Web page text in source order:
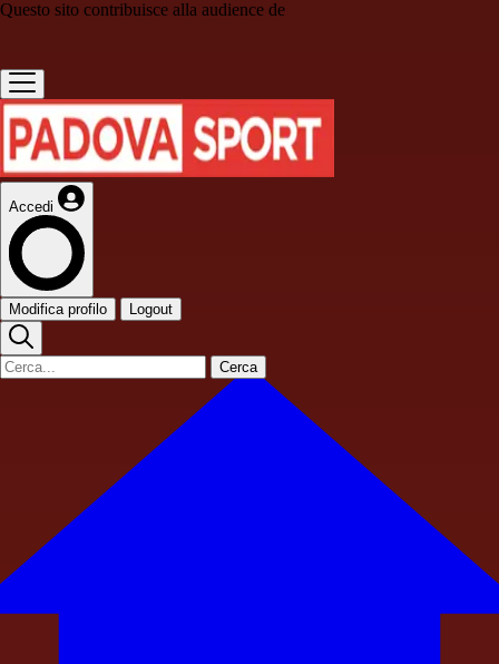
Questo sito contribuisce alla audience de
Accedi
Modifica profilo Logout
Cerca